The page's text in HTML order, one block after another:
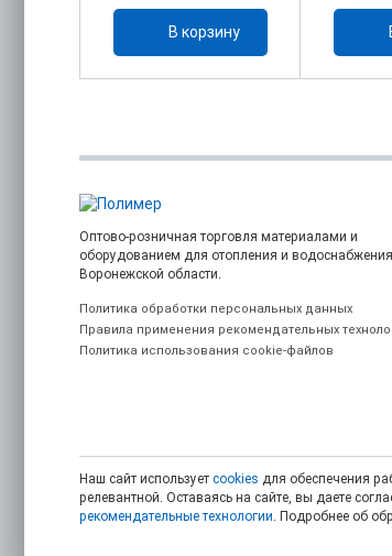
В корзину
Оптово-розничная торговля материалами и
оборудованием для отопления и
Воронежской области.
Политика обработки персональных данных
Правила применения рекомендательных
Политика использования cookie-файлов
Наш сайт использует cookies для обеспечения
релевантной. Оставаясь на сайте, вы даете
рекомендательные технологии . Подробнее об